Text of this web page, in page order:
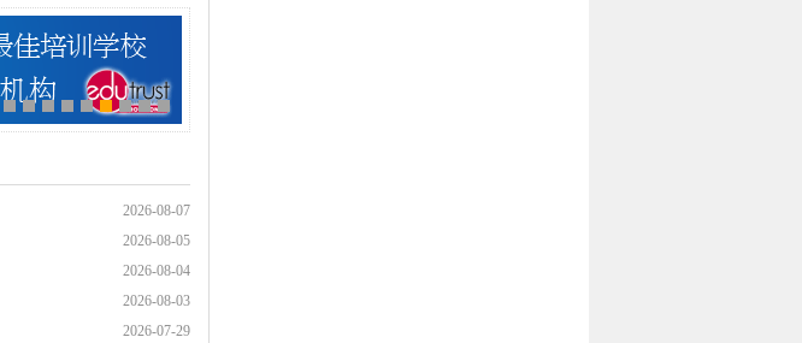
2026-08-07
2026-08-05
2026-08-04
2026-08-03
2026-07-29